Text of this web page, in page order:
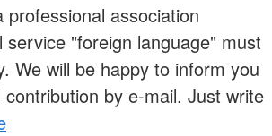
association
"foreign language" must
We will be happy to inform you
by e-mail. Just write